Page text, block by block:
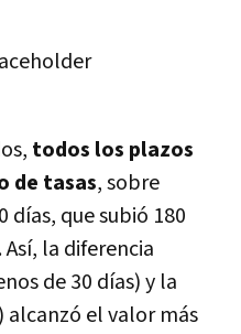
todos los plazos
de tasas, sobre
dí­as, que subió 180
la diferencia
de 30 dí­as) y la
alcanzó el valor más